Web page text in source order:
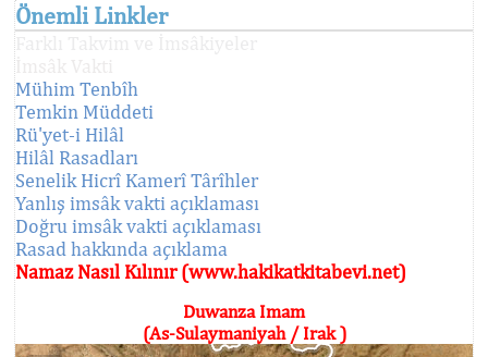
Önemli Linkler
Mühim Tenbîh
Temkin Müddeti
Rü'yet-i Hilâl
Hilâl Rasadları
Senelik Hicrî Kamerî Târîhler
Yanlış imsâk vakti açıklaması
Doğru imsâk vakti açıklaması
Rasad hakkında açıklama
Namaz Nasıl Kılınır (www.hakikatkitabevi.net)
Duwanza Imam
(As-Sulaymaniyah / Irak )